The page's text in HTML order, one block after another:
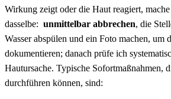
⁤Wirkung zeigt oder die Haut reagiert,⁢
dasselbe: ​ unmittelbar ​abbrechen, die
Wasser abspülen und‍ ein Foto machen, um‌
dokumentieren;‍ danach prüfe ich
Hautursache. Typische ⁢Sofortmaßnahmen,
durchführen können, sind: